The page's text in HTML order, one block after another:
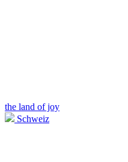
the land of joy
Schweiz